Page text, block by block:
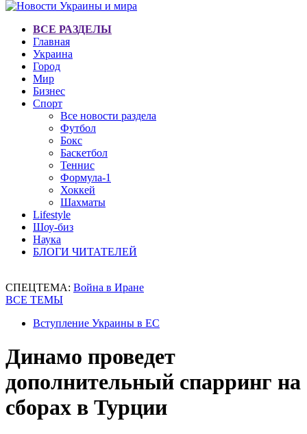
ВСЕ РАЗДЕЛЫ
Главная
Украина
Город
Мир
Бизнес
Спорт
Все новости раздела
Футбол
Бокс
Баскетбол
Теннис
Формула-1
Хоккей
Шахматы
Lifestyle
Шоу-биз
Наука
БЛОГИ ЧИТАТЕЛЕЙ
СПЕЦТЕМА: Война в Иране
ВСЕ ТЕМЫ
Вступление Украины в ЕС
Динамо проведет
дополнительный спарринг на
сборах в Турции